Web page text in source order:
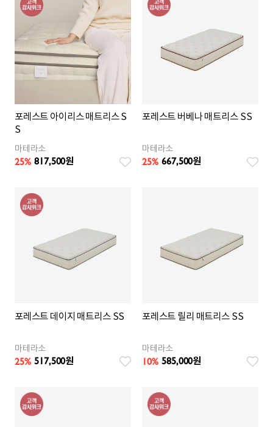
포레스트 아이리스 매트리스 S
S
마테라소
25% 817,500원
포레스트 버베나 매트리스 SS
마테라소
25% 667,500원
포레스트 데이지 매트리스 SS
마테라소
25% 517,500원
포레스트 릴리 매트리스 SS
마테라소
10% 585,000원